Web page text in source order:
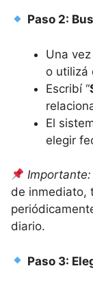
Paso 2:
Una
o utilizá
Escribí “
El
elegir
Importante:
de inmediato,
diario.
Paso 3: